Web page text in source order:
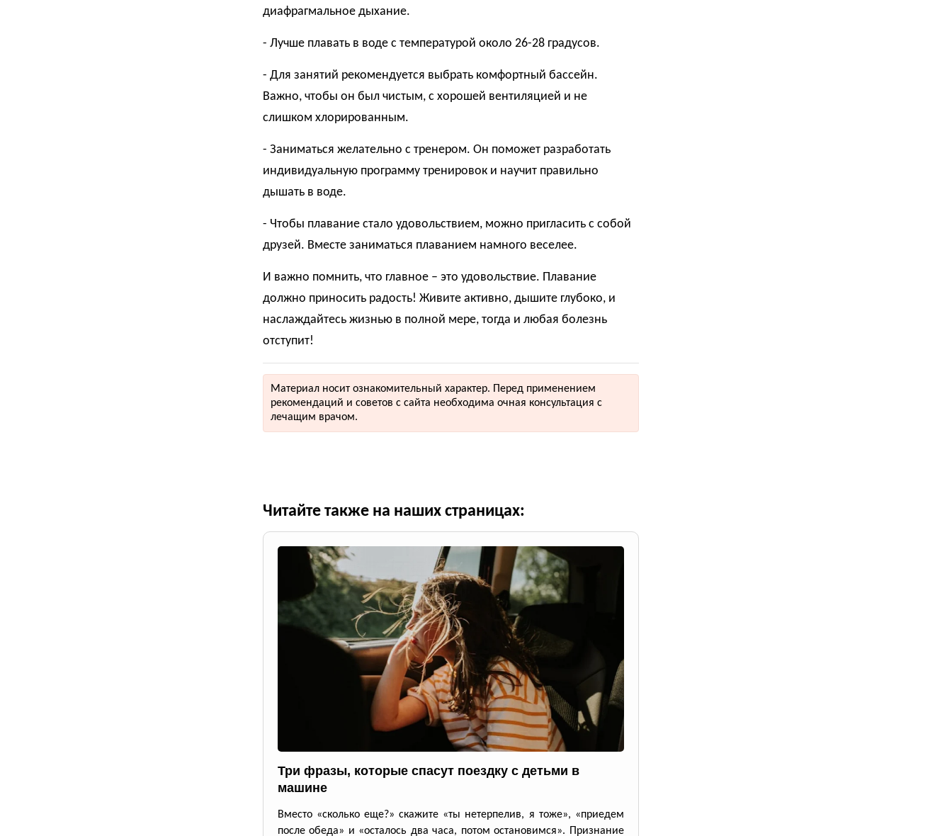
диафрагмальное дыхание.
- Лучше плавать в воде с температурой около 26-28 градусов.
- Для занятий рекомендуется выбрать комфортный бассейн.
Важно, чтобы он был чистым, с хорошей вентиляцией и не
слишком хлорированным.
- Заниматься желательно с тренером. Он поможет разработать
индивидуальную программу тренировок и научит правильно
дышать в воде.
- Чтобы плавание стало удовольствием, можно пригласить с собой
друзей. Вместе заниматься плаванием намного веселее.
И важно помнить, что главное – это удовольствие. Плавание
должно приносить радость! Живите активно, дышите глубоко, и
наслаждайтесь жизнью в полной мере, тогда и любая болезнь
отступит!
Материал носит ознакомительный характер. Перед применением
рекомендаций и советов с сайта необходима очная консультация с
лечащим врачом.
Читайте также на наших страницах:
Три фразы, которые спасут поездку с детьми в
машине
Вместо «сколько еще?» скажите «ты нетерпелив, я тоже», «приедем
после обеда» и «осталось два часа, потом остановимся». Признание